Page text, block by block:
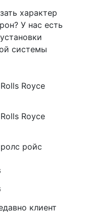
характер
У нас есть
системы
Royce
Royce
ройс
клиент